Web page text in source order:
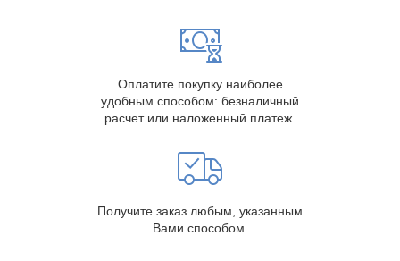
Оплатите покупку наиболее
удобным способом: безналичный
расчет или наложенный платеж.
Получите заказ любым, указанным
Вами способом.